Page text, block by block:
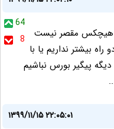
64
8
و هیچکس مقصر نیست
بیشتر نداریم یا با
پیگیر بورس نباشیم
۱۳۹۹/۱۱/۱۵ ۲۲:۰۵:۰۱